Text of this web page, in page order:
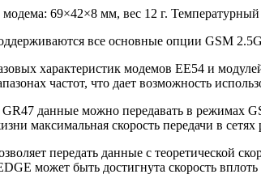
69×42×8 мм, вес 12 г.
все основные опции GSM
характеристик модемов EE54 и
частот, что дает возможность
данные можно передавать в режимах
максимальная скорость передачи в
передать данные с теоретической
может быть достигнута скорость вплоть